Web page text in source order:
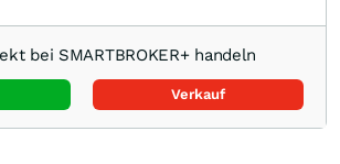
bei SMARTBROKER+ handeln
Verkauf